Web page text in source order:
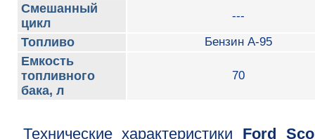
Смешанный
цикл
---
Топливо Бензин А-95
Емкость
топливного
бака, л
70
Технические характеристики Ford